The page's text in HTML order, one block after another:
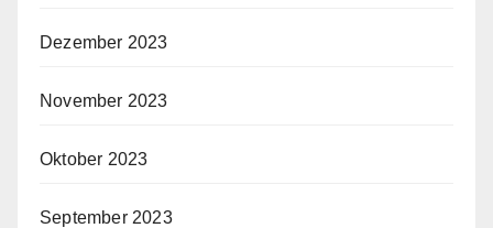
Dezember 2023
November 2023
Oktober 2023
September 2023